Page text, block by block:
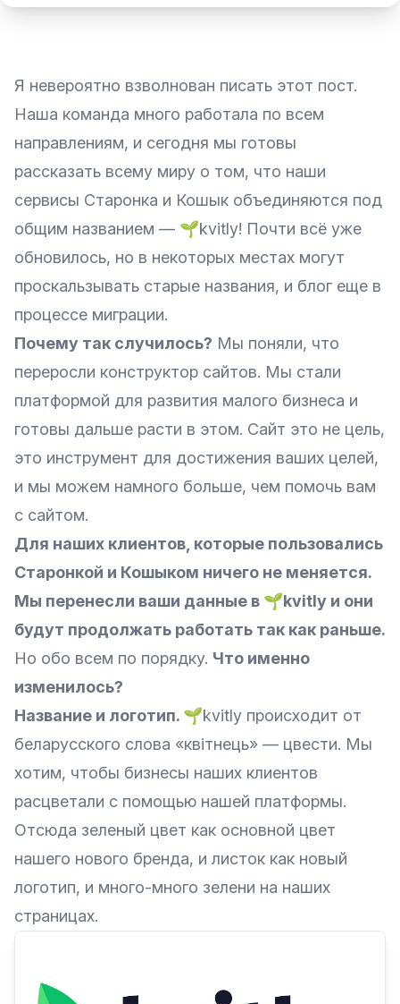
Я невероятно взволнован писать этот пост.
Наша команда много работала по всем
направлениям, и сегодня мы готовы
рассказать всему миру о том, что наши
сервисы Старонка и Кошык объединяются под
общим названием — 🌱kvitly! Почти всё уже
обновилось, но в некоторых местах могут
проскальзывать старые названия, и блог еще в
процессе миграции.
Почему так случилось? Мы поняли, что
переросли конструктор сайтов. Мы стали
платформой для развития малого бизнеса и
готовы дальше расти в этом. Сайт это не цель,
это инструмент для достижения ваших целей,
и мы можем намного больше, чем помочь вам
с сайтом.
Для наших клиентов, которые пользовались
Старонкой и Кошыком ничего не меняется.
Мы перенесли ваши данные в 🌱kvitly и они
будут продолжать работать так как раньше.
Но обо всем по порядку. Что именно
изменилось?
Название и логотип. 🌱kvitly происходит от
беларусского слова «квітнець» — цвести. Мы
хотим, чтобы бизнесы наших клиентов
расцветали с помощью нашей платформы.
Отсюда зеленый цвет как основной цвет
нашего нового бренда, и листок как новый
логотип, и много-много зелени на наших
страницах.